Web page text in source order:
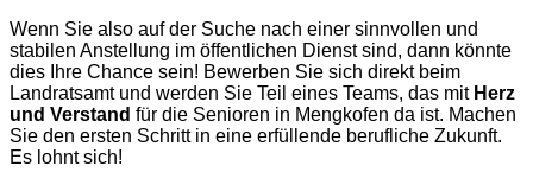
Wenn Sie also auf der Suche nach einer sinnvollen und
stabilen Anstellung im öffentlichen Dienst sind, dann könnte
dies Ihre Chance sein! Bewerben Sie sich direkt beim
Landratsamt und werden Sie Teil eines Teams, das mit Herz
und Verstand für die Senioren in Mengkofen da ist. Machen
Sie den ersten Schritt in eine erfüllende berufliche Zukunft.
Es lohnt sich!